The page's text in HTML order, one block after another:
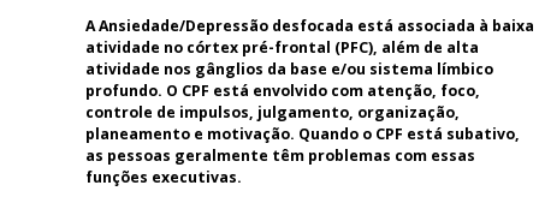
A Ansiedade/Depressão desfocada está associada à baixa
atividade no córtex pré-frontal (PFC), além de alta
atividade nos gânglios da base e/ou sistema límbico
profundo. O CPF está envolvido com atenção, foco,
controle de impulsos, julgamento, organização,
planeamento e motivação. Quando o CPF está subativo,
as pessoas geralmente têm problemas com essas
funções executivas.